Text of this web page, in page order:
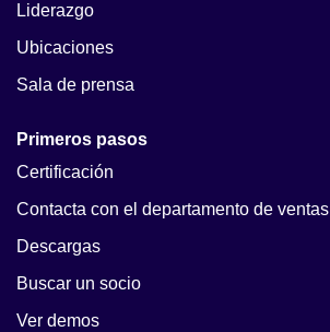
Liderazgo
Ubicaciones
Sala de prensa
Primeros pasos
Certificación
Contacta con el departamento de ventas
Descargas
Buscar un socio
Ver demos